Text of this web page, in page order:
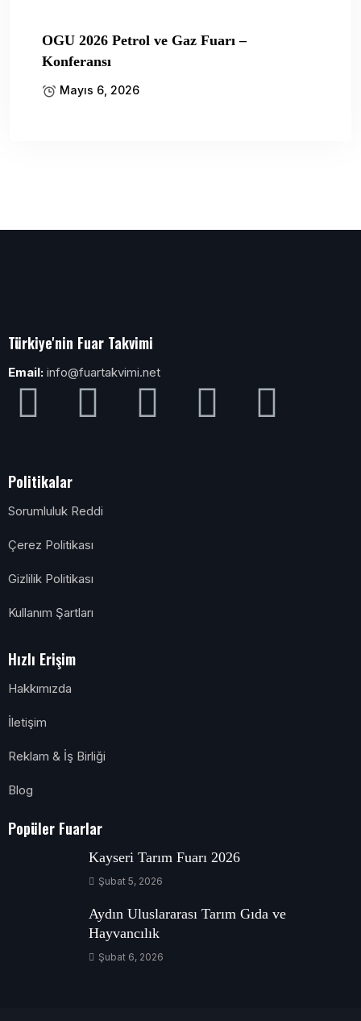
OGU 2026 Petrol ve Gaz Fuarı –
Konferansı
Mayıs 6, 2026
Türkiye'nin Fuar Takvimi
Email: info@fuartakvimi.net
Politikalar
Sorumluluk Reddi
Çerez Politikası
Gizlilik Politikası
Kullanım Şartları
Hızlı Erişim
Hakkımızda
İletişim
Reklam & İş Birliği
Blog
Popüler Fuarlar
Kayseri Tarım Fuarı 2026
Şubat 5, 2026
Aydın Uluslararası Tarım Gıda ve
Hayvancılık
Şubat 6, 2026